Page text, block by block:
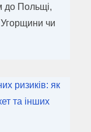
до Польщі,
чи